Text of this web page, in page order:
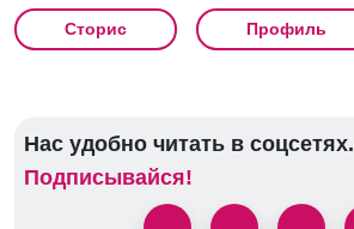
Сторис Профиль
Нас удобно читать в соцсетях.
Подписывайся!